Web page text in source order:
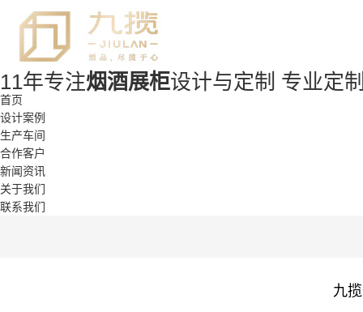
11年专注烟酒展柜设计与定制 专业定
首页
设计案例
生产车间
合作客户
新闻资讯
关于我们
联系我们
九